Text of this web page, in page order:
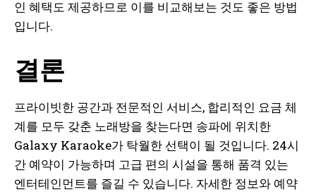
인 혜택도 제공하므로 이를 비교해보는 것도 좋은 방법
입니다.
결론
프라이빗한 공간과 전문적인 서비스, 합리적인 요금 체
계를 모두 갖춘 노래방을 찾는다면 송파에 위치한
Galaxy Karaoke가 탁월한 선택이 될 것입니다. 24시
간 예약이 가능하며 고급 편의 시설을 통해 품격 있는
엔터테인먼트를 즐길 수 있습니다. 자세한 정보와 예약